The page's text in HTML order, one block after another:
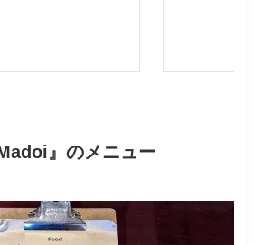
』のメニュー